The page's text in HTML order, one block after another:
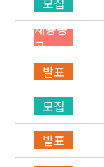
채용공
고
발표
모집
발표